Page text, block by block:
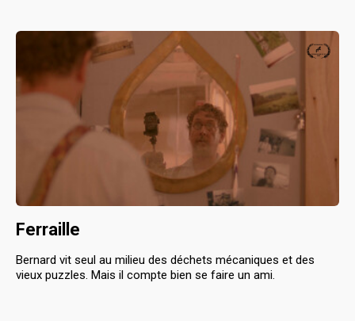
Ferraille
Bernard vit seul au milieu des déchets mécaniques et des
vieux puzzles. Mais il compte bien se faire un ami.